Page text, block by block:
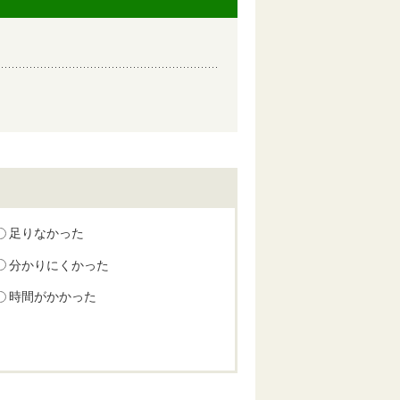
足りなかった
分かりにくかった
時間がかかった